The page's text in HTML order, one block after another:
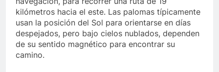
kilómetros hacia el este. Las palomas típicamente
usan la posición del Sol para orientarse en días
despejados, pero bajo cielos nublados, dependen
de su sentido magnético para encontrar su
camino.